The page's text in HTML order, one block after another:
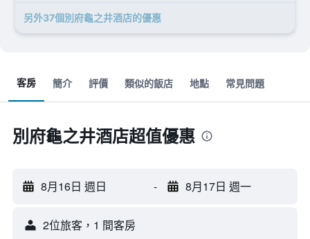
另外37個別府龜之井酒店​的優惠
客房 簡介 評價 類似的飯店 地點 常見問題
別府龜之井酒店超值優惠
8月16日 週日 - 8月17日 週一
2位旅客，1 間客房